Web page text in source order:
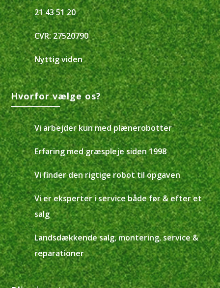
21 43 51 20
CVR: 27520790
Nyttig viden
Hvorfor vælge os?
Vi arbejder kun med plænerobotter
Erfaring med græspleje siden 1998
Vi finder den rigtige robot til opgaven
Vi er eksperter i service både før & efter et
salg
Landsdækkende salg, montering, service &
reparationer